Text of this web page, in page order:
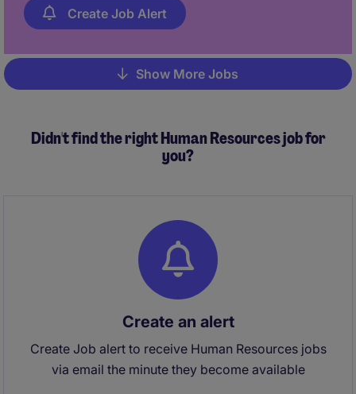
Create Job Alert
Pagination
Show More Jobs
Didn't find the right Human Resources job for
you?
Create an alert
Create Job alert to receive Human Resources jobs
via email the minute they become available